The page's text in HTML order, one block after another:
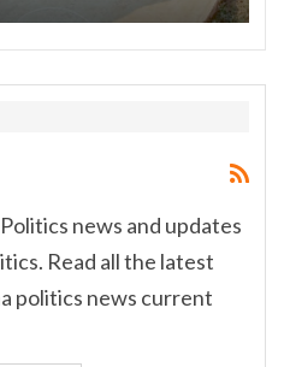
news and updates
Read all the latest
politics news current